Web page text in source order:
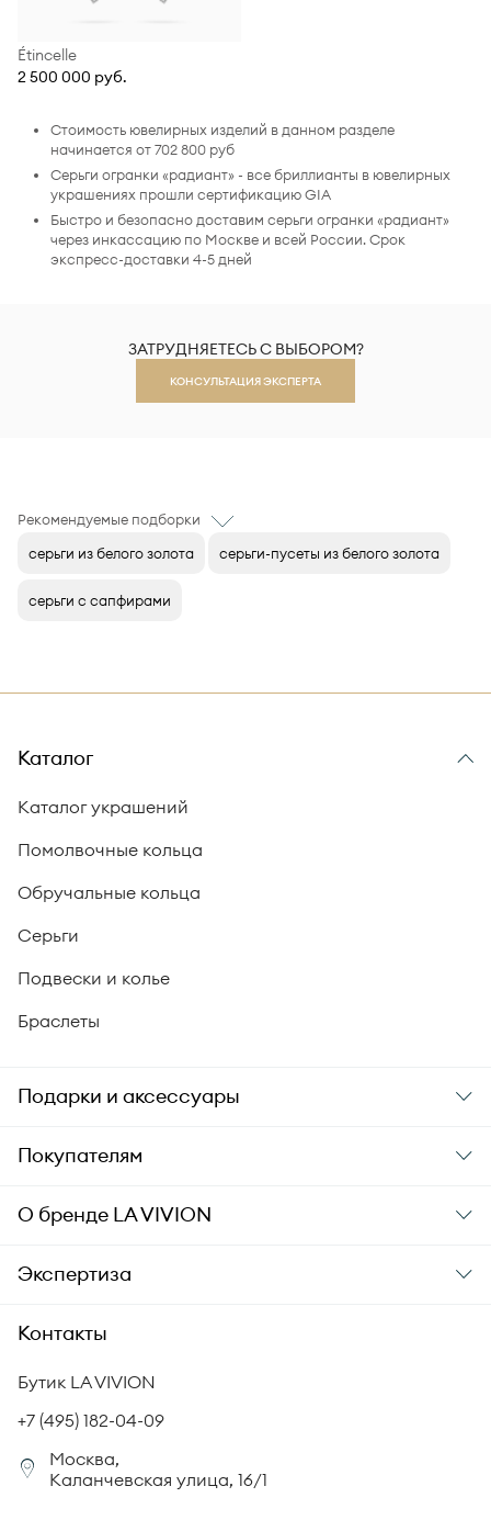
Étincelle
2 500 000 руб.
Стоимость ювелирных изделий в данном разделе
начинается от 702 800 руб
Серьги огранки «радиант» - все бриллианты в ювелирных
украшениях прошли сертификацию GIA
Быстро и безопасно доставим серьги огранки «радиант»
через инкассацию по Москве и всей России. Срок
экспресс-доставки 4-5 дней
ЗАТРУДНЯЕТЕСЬ С ВЫБОРОМ?
КОНСУЛЬТАЦИЯ ЭКСПЕРТА
Рекомендуемые подборки
серьги из белого золота
серьги-пусеты из белого золота
серьги с сапфирами
Каталог
Каталог украшений
Помолвочные кольца
Обручальные кольца
Серьги
Подвески и колье
Браслеты
Подарки и аксессуары
Подарки
Уход за украшениями
Аксессуары
Покупателям
Заказ и оплата
Гарантия подлинности
Комплект документов
Политика возврата
Сертификация бриллиантов
Юридическая информация
О бренде LA VIVION
О компании
СМИ о нас
Корпоративный портал
Экспертиза
Академия LA VIVION
Статьи
Контакты
Бутик LA VIVION
+7 (495) 182-04-09
Москва,
Каланчевская улица, 16/1